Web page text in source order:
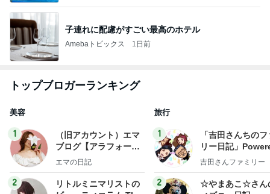
子連れに配慮がすごい最高のホテル
Amebaトピックス 1日前
トップブロガーランキング
美容
1
（旧アカウント）エマ
ブログ【アラフォー会
社売却セカンドライ
エマの日記
2
リトルミニマリストの
旅行
1
「吉田さんちの
リー日記」
y Ameba 吉田さ
ログ
吉田さんファミリー
2
☆やまあこ☆さん